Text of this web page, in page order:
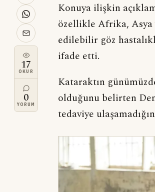
17
OKUR
0
YORUM
Konuya ilişkin
özellikle Afrika, Asya
edilebilir göz
ifade etti.
Kataraktın
olduğunu belirten
tedaviye